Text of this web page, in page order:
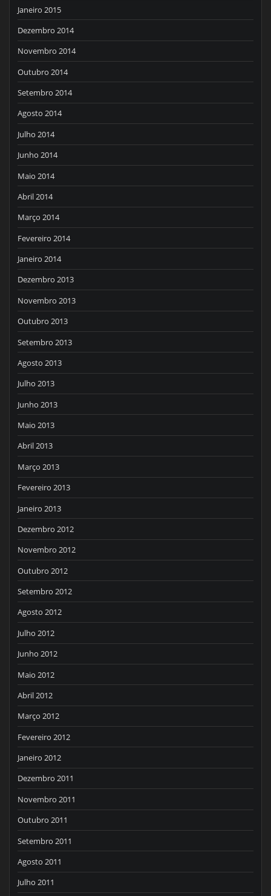
Janeiro 2015
Dezembro 2014
Novembro 2014
Outubro 2014
Setembro 2014
Agosto 2014
Julho 2014
Junho 2014
Maio 2014
Abril 2014
Março 2014
Fevereiro 2014
Janeiro 2014
Dezembro 2013
Novembro 2013
Outubro 2013
Setembro 2013
Agosto 2013
Julho 2013
Junho 2013
Maio 2013
Abril 2013
Março 2013
Fevereiro 2013
Janeiro 2013
Dezembro 2012
Novembro 2012
Outubro 2012
Setembro 2012
Agosto 2012
Julho 2012
Junho 2012
Maio 2012
Abril 2012
Março 2012
Fevereiro 2012
Janeiro 2012
Dezembro 2011
Novembro 2011
Outubro 2011
Setembro 2011
Agosto 2011
Julho 2011